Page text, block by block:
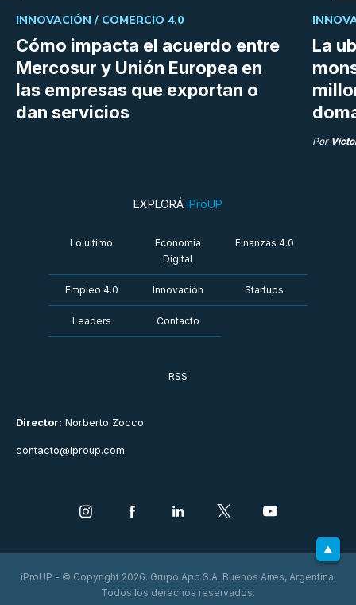
Cómo impacta el acuerdo entre
Mercosur y Unión Europea en
las empresas que exportan o
dan servicios
INNOVACIÓN / COMERCIO 4.0
La
Por
Director: Norberto Zocco
contacto@iproup.com
EXPLORÁ iProUP
Lo último
Economía
Digital
Finanzas 4.0
Empleo 4.0 Innovación Startups
Leaders Contacto
RSS
iProUP - © Copyright 2026. Grupo App S.A. Buenos Aires, Argentina.
Todos los derechos reservados.